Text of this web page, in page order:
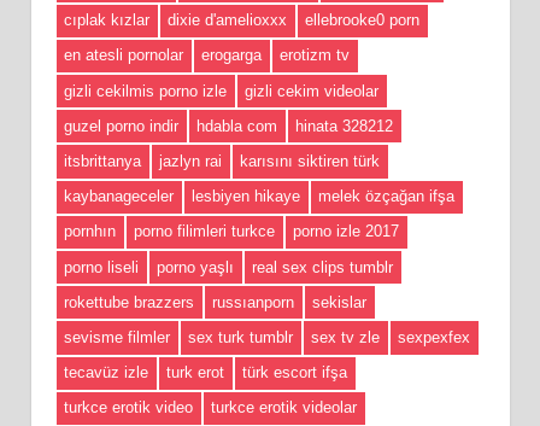
cıplak kızlar
dixie d'amelioxxx
ellebrooke0 porn
en atesli pornolar
erogarga
erotizm tv
gizli cekilmis porno izle
gizli cekim videolar
guzel porno indir
hdabla com
hinata 328212
itsbrittanya
jazlyn rai
karısını siktiren türk
kaybanageceler
lesbiyen hikaye
melek özçağan ifşa
pornhın
porno filimleri turkce
porno izle 2017
porno liseli
porno yaşlı
real sex clips tumblr
rokettube brazzers
russıanporn
sekislar
sevisme filmler
sex turk tumblr sex tv zle
sexpexfex
tecavüz izle
turk erot
türk escort ifşa
turkce erotik video
turkce erotik videolar